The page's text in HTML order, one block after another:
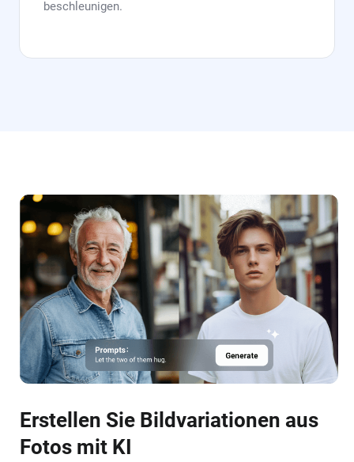
beschleunigen.
Erstellen Sie Bildvariationen aus
Fotos mit KI